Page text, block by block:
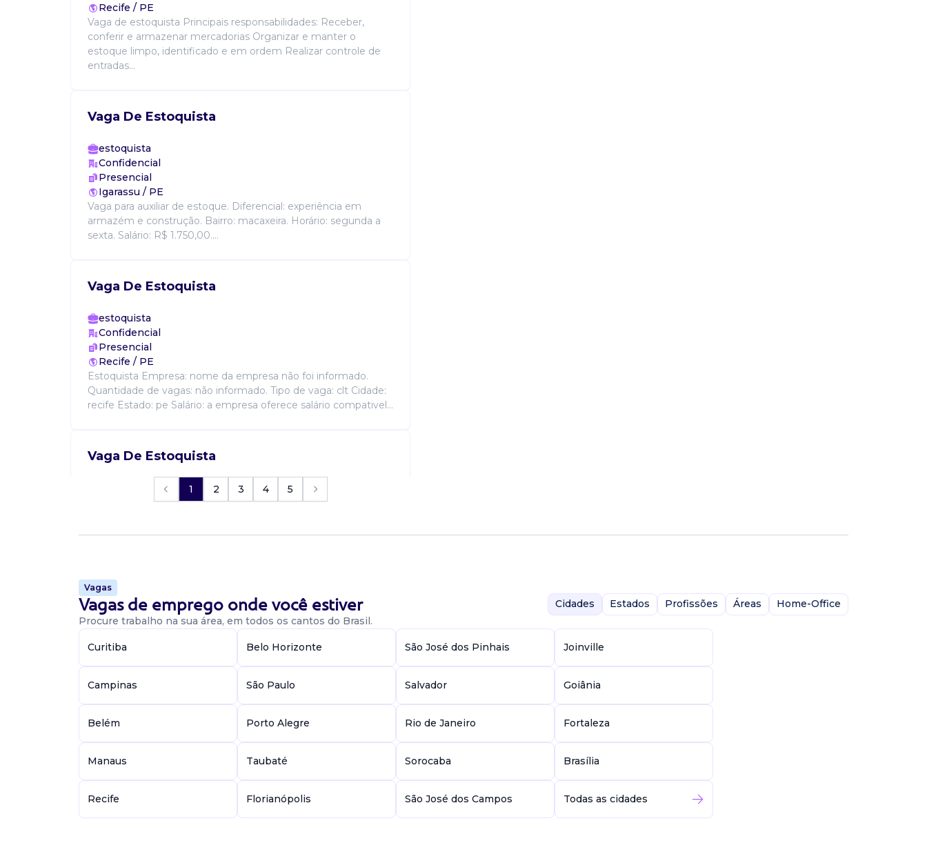
Recife / PE
Vaga de estoquista Principais responsabilidades: Receber,
conferir e armazenar mercadorias Organizar e manter o
estoque limpo, identificado e em ordem Realizar controle de
entradas...
Vaga De Estoquista
estoquista
Confidencial
Presencial
Igarassu / PE
Vaga para auxiliar de estoque. Diferencial: experiência em
armazém e construção. Bairro: macaxeira. Horário: segunda a
sexta. Salário: R$ 1.750,00....
Vaga De Estoquista
estoquista
Confidencial
Presencial
Recife / PE
Estoquista Empresa: nome da empresa não foi informado.
Quantidade de vagas: não informado. Tipo de vaga: clt Cidade:
recife Estado: pe Salário: a empresa oferece salário compativel...
Vaga De Estoquista
Perfil: - Org...
Vaga De Estoquista
Potisigns
Presencial
Oportunidade de emprego para estoquista na empresa
potisigns suprimentos para comunicação visual. Requisitos: -
Ensino médio completo - experiência comprovada como
1 2 3 4 5
Vagas
Vagas de emprego onde você estiver
Procure trabalho na sua área, em todos os cantos do Brasil.
Cidades Estados Profissões Áreas Home-Office
Curitiba Belo Horizonte São José dos Pinhais Joinville
Campinas São Paulo Salvador Goiânia
Belém Porto Alegre Rio de Janeiro Fortaleza
Manaus Taubaté Sorocaba Brasília
Recife Florianópolis São José dos Campos Todas as cidades